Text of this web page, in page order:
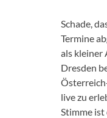
Schade,
Termine
als kleiner
Dresden
live zu
Stimme